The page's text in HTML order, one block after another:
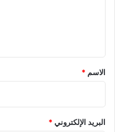
*
الاسم *
البريد الإلكتروني*